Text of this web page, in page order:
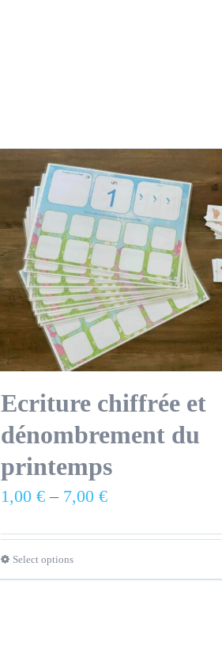
Ecriture chiffrée et
dénombrement du
printemps
1,00 €– 7,00 €
Select options